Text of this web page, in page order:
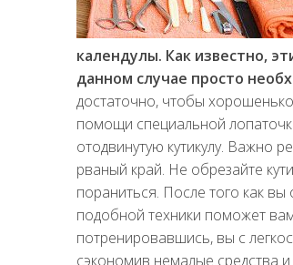
календулы. Как известно,
данном случае просто
достаточно, чтобы хорошенько
помощи специальной
отодвинутую кутикулу. Важно
рваный край. Не обрезайте
пораниться. После того как
подобной техники поможет
потренировавшись, вы с
сэкономив немалые средства